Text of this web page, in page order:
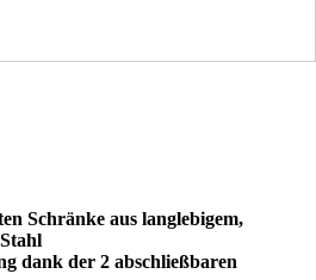
Schränke aus langlebigem,
dank der 2 abschließbaren